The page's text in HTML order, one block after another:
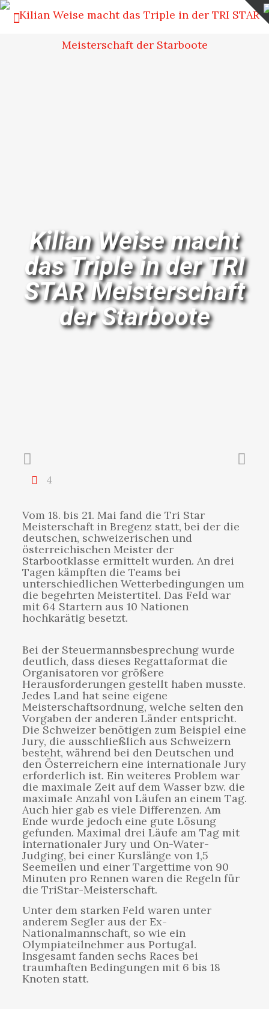
Kilian Weise macht
das Triple in der TRI
STAR Meisterschaft
der Starboote
4
Vom 18. bis 21. Mai fand die Tri Star
Meisterschaft in Bregenz statt, bei der die
deutschen, schweizerischen und
österreichischen Meister der
Starbootklasse ermittelt wurden. An drei
Tagen kämpften die Teams bei
unterschiedlichen Wetterbedingungen um
die begehrten Meistertitel. Das Feld war
mit 64 Startern aus 10 Nationen
hochkarätig besetzt.
Bei der Steuermannsbesprechung wurde
deutlich, dass dieses Regattaformat die
Organisatoren vor größere
Herausforderungen gestellt haben musste.
Jedes Land hat seine eigene
Meisterschaftsordnung, welche selten den
Vorgaben der anderen Länder entspricht.
Die Schweizer benötigen zum Beispiel eine
Jury, die ausschließlich aus Schweizern
besteht, während bei den Deutschen und
den Österreichern eine internationale Jury
erforderlich ist. Ein weiteres Problem war
die maximale Zeit auf dem Wasser bzw. die
maximale Anzahl von Läufen an einem Tag.
Auch hier gab es viele Differenzen. Am
Ende wurde jedoch eine gute Lösung
gefunden. Maximal drei Läufe am Tag mit
internationaler Jury und On-Water-
Judging, bei einer Kurslänge von 1,5
Seemeilen und einer Targettime von 90
Minuten pro Rennen waren die Regeln für
die TriStar-Meisterschaft.
Unter dem starken Feld waren unter
anderem Segler aus der Ex-
Nationalmannschaft, so wie ein
Olympiateilnehmer aus Portugal.
Insgesamt fanden sechs Races bei
traumhaften Bedingungen mit 6 bis 18
Knoten statt.